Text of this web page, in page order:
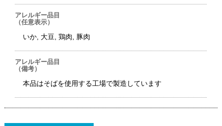
アレルギー品目
（任意表示）
いか, 大豆, 鶏肉, 豚肉
アレルギー品目
（備考）
本品はそばを使用する工場で製造しています